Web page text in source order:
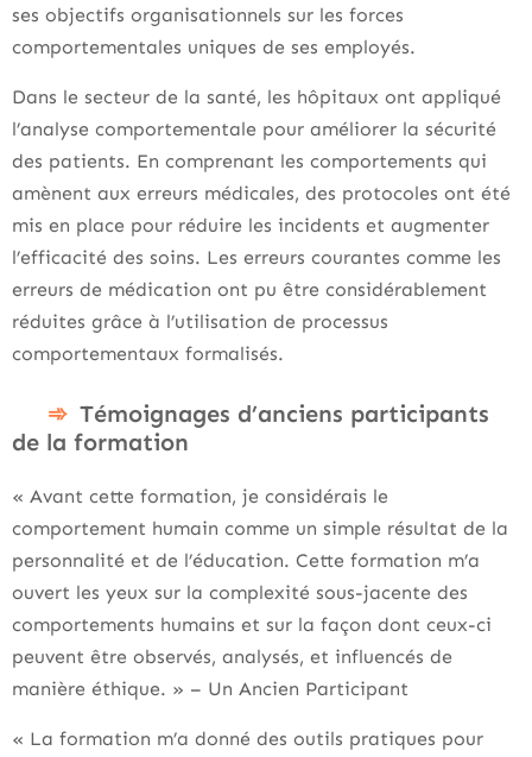
ses objectifs organisationnels sur les forces
comportementales uniques de ses employés.
Dans le secteur de la santé, les hôpitaux ont appliqué
l’analyse comportementale pour améliorer la sécurité
des patients. En comprenant les comportements qui
amènent aux erreurs médicales, des protocoles ont été
mis en place pour réduire les incidents et augmenter
l’efficacité des soins. Les erreurs courantes comme les
erreurs de médication ont pu être considérablement
réduites grâce à l’utilisation de processus
comportementaux formalisés.
Témoignages d’anciens participants
de la formation
« Avant cette formation, je considérais le
comportement humain comme un simple résultat de la
personnalité et de l’éducation. Cette formation m’a
ouvert les yeux sur la complexité sous-jacente des
comportements humains et sur la façon dont ceux-ci
peuvent être observés, analysés, et influencés de
manière éthique. » – Un Ancien Participant
« La formation m’a donné des outils pratiques pour